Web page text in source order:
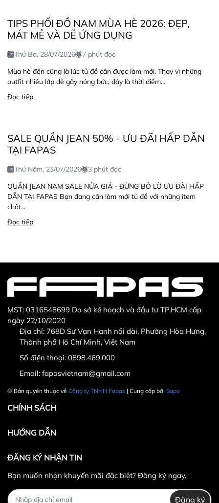
TIPS PHỐI ĐỒ NAM MÙA HÈ 2026: ĐẸP,
MÁT MẺ VÀ DỄ ỨNG DỤNG
Thứ Ba, 28/07/2026
7 phút đọc
Mùa hè đến cũng là lúc tủ đồ cần được làm mới. Thay vì những
outfit nhiều lớp dễ gây nóng bức, đây là thời điểm...
Đọc tiếp
SALE QUẦN JEAN 50% - ƯU ĐÃI HẤP DẪN
TẠI FAPAS
Thứ Năm, 23/07/2026
3 phút đọc
QUẦN JEAN NAM SALE NỬA GIÁ - ĐỪNG BỎ LỠ ƯU ĐÃI HẤP
DẪN TẠI FAPAS Bạn đang cần làm mới tủ đồ với những item
chất...
Đọc tiếp
MST: 0316548699 Do sở kế hoạch và đầu tư TP.HCM cấp
ngày 22/10/2020
Địa chỉ: 768D Sư Vạn Hạnh nối dài, Phường Hòa Hưng,
Thành phố Hồ Chí Minh, Việt Nam
Số điện thoại: 0898.469.000
Email: fapasvietnam@gmail.com
© Bản quyền thuộc về Công ty TNHH Fapas | Cung cấp bởi Sapo
CHÍNH SÁCH
HƯỚNG DẪN
ĐĂNG KÝ NHẬN TIN
Bạn muốn nhận khuyến mãi đặc biệt? Đăng ký ngay.
Đăng ký